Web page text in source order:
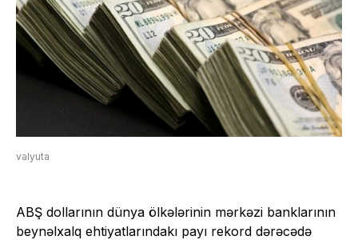
valyuta
ABŞ dollarının dünya ölkələrinin mərkəzi banklarının
beynəlxalq ehtiyatlarındakı payı rekord dərəcədə